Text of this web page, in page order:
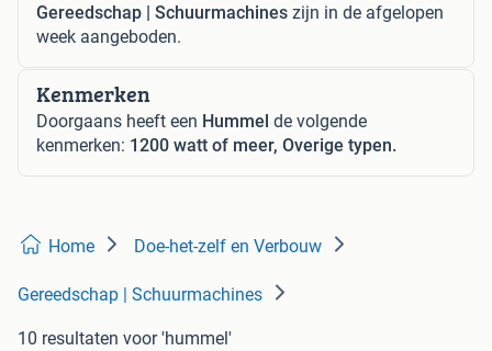
Gereedschap | Schuurmachines zijn in de afgelopen
week aangeboden.
Kenmerken
Doorgaans heeft een Hummel de volgende
kenmerken: 1200 watt of meer, Overige typen.
Home Doe-het-zelf en Verbouw
Gereedschap | Schuurmachines
10 resultaten voor 'hummel'